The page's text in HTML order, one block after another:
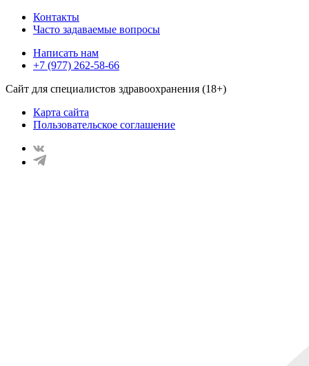
Контакты
Часто задаваемые вопросы
Написать нам
+7 (977) 262-58-66
Сайт для специалистов здравоохранения (18+)
Карта сайта
Пользовательское соглашение